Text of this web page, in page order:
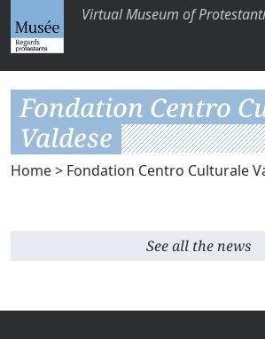
Virtual Museum of
Fondation Centro
Valdese
Home> Fondation Centro Culturale
See all the news